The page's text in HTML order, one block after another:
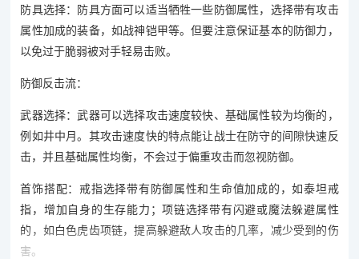
防具选择：防具方面可以适当牺牲一些防御属性，选择带有攻击
属性加成的装备，如战神铠甲等。但要注意保证基本的防御力，
以免过于脆弱被对手轻易击败。
防御反击流：
武器选择：武器可以选择攻击速度较快、基础属性较为均衡的，
例如井中月。其攻击速度快的特点能让战士在防守的间隙快速反
击，并且基础属性均衡，不会过于偏重攻击而忽视防御。
首饰搭配：戒指选择带有防御属性和生命值加成的，如泰坦戒
指，增加自身的生存能力；项链选择带有闪避或魔法躲避属性
的，如白色虎齿项链，提高躲避敌人攻击的几率，减少受到的伤
害。